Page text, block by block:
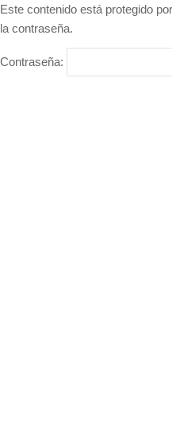
Este contenido está protegido
la contraseña.
Contraseña: